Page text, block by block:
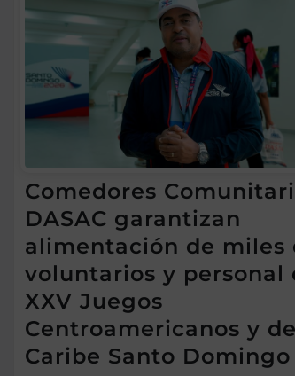
Comedores
DASAC garantizan
alimentación de miles
voluntarios y personal
XXV Juegos
Centroamericanos y
Caribe Santo Domingo